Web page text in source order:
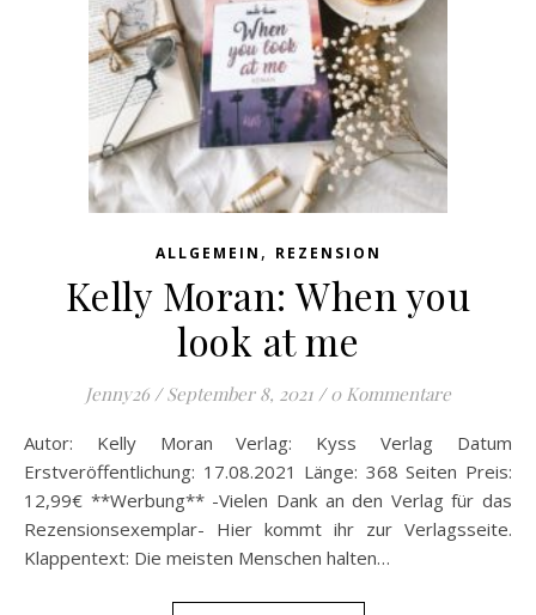
ALLGEMEIN , REZENSION
Kelly Moran: When you
look at me
Jenny26 / September 8, 2021 / 0 Kommentare
Autor: Kelly Moran Verlag: Kyss Verlag Datum
Erstveröffentlichung: 17.08.2021 Länge: 368 Seiten Preis:
12,99€ **Werbung** -Vielen Dank an den Verlag für das
Rezensionsexemplar- Hier kommt ihr zur Verlagsseite.
Klappentext: Die meisten Menschen halten…